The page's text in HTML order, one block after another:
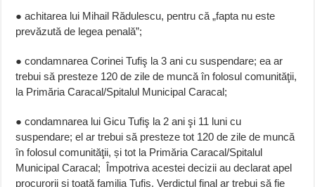
● achitarea lui Mihail Rădulescu, pentru că „fapta nu este
prevăzută de legea penală”;
● condamnarea Corinei Tufiş la 3 ani cu suspendare; ea ar
trebui să presteze 120 de zile de muncă în folosul comunităţii,
la Primăria Caracal/Spitalul Municipal Caracal;
● condamnarea lui Gicu Tufiş la 2 ani şi 11 luni cu
suspendare; el ar trebui să presteze tot 120 de zile de muncă
în folosul comunităţii, și tot la Primăria Caracal/Spitalul
Municipal Caracal; Împotriva acestei decizii au declarat apel
procurorii şi toată familia Tufiş. Verdictul final ar trebui să fie